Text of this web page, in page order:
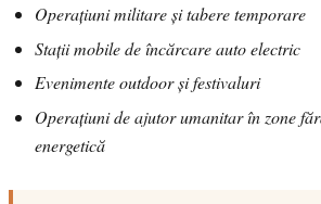
Operațiuni militare și tabere temporare
Stații mobile de încărcare auto electric
Evenimente outdoor și festivaluri
Operațiuni de ajutor umanitar în zone
energetică